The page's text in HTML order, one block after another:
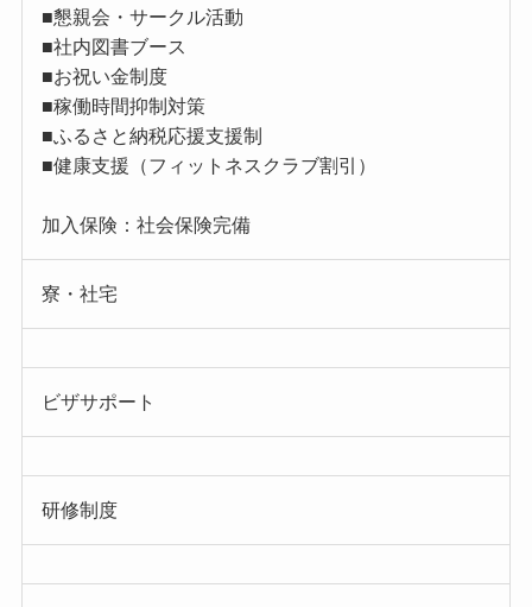
■懇親会・サークル活動
■社内図書ブース
■お祝い金制度
■稼働時間抑制対策
■ふるさと納税応援支援制
■健康支援（フィットネスクラブ割引）
加入保険：社会保険完備
寮・社宅
ビザサポート
研修制度